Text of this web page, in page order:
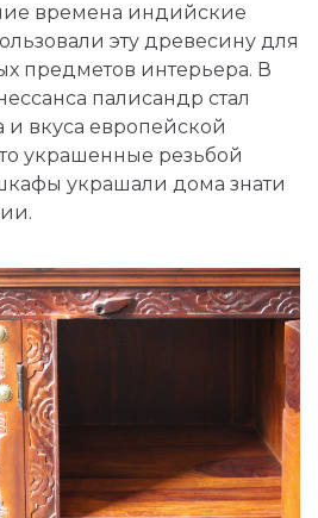
времена индийские
эту древесину для
предметов интерьера. В
палисандр стал
и вкуса европейской
украшенные резьбой
украшали дома знати